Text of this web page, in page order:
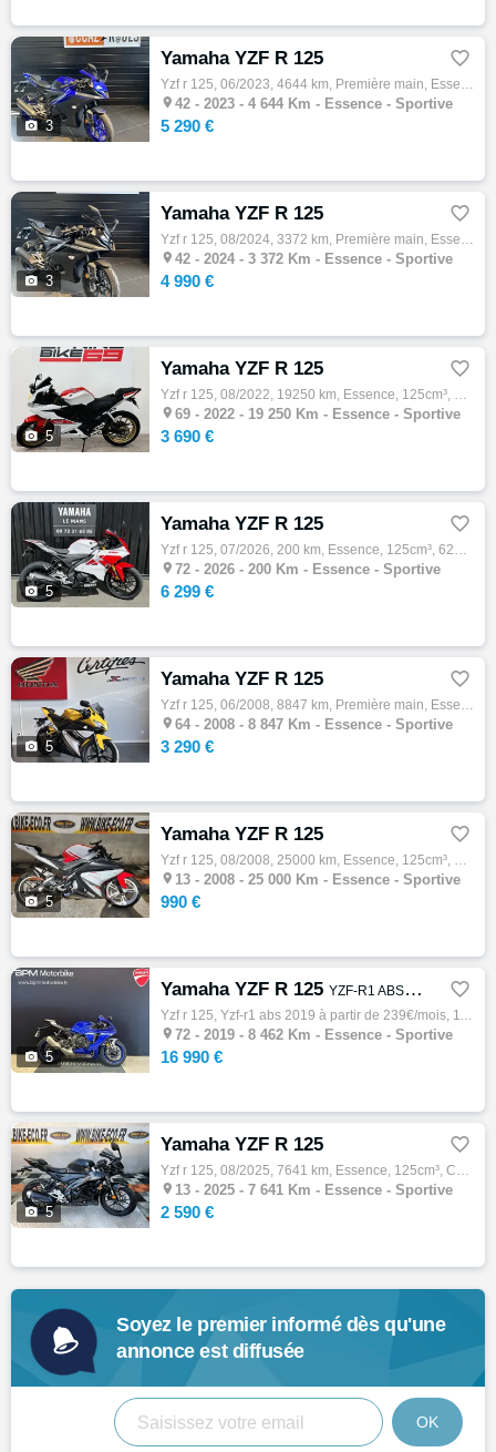
 3
Yamaha YZF R 125 
Yzf r 125, 06/2023, 4644 km, Première main, Essence, 125cm³, Couleur bleu, 5290 € Equipements : Prix hors carte grise et pack clé en main a…
 42 - 2023 - 4 644 Km - Essence - Sportive
5 290 €
 3
Yamaha YZF R 125 
Yzf r 125, 08/2024, 3372 km, Première main, Essence, 125cm³, Couleur noir, 4990 € Equipements : Prix hors carte grise et pack clé en main a…
 42 - 2024 - 3 372 Km - Essence - Sportive
4 990 €
 5
Yamaha YZF R 125 
Yzf r 125, 08/2022, 19250 km, Essence, 125cm³, Couleur blanc, 3690 € Equipements : ,Compatible Permis A2,Disponible à l'essai,Garantie 12 m…
 69 - 2022 - 19 250 Km - Essence - Sportive
3 690 €
 5
Yamaha YZF R 125 
Yzf r 125, 07/2026, 200 km, Essence, 125cm³, 6299 € Equipements : superbe serie speciale 70th anniversaire , moto d expo avec peu de kms , …
 72 - 2026 - 200 Km - Essence - Sportive
6 299 €
 5
Yamaha YZF R 125 
Yzf r 125, 06/2008, 8847 km, Première main, Essence, 125cm³, Couleur jaune, 3290 € Equipements : Votre Concessionnaire Honda 3C Motos vous …
 64 - 2008 - 8 847 Km - Essence - Sportive
3 290 €
 5
Yamaha YZF R 125 
Yzf r 125, 08/2008, 25000 km, Essence, 125cm³, Couleur blanc, 990 € Equipements : YAMAHA 125 YZF R Moto accidenté vendue uniquement à l'exp…
 13 - 2008 - 25 000 Km - Essence - Sportive
990 €
 5
Yamaha YZF R 125 YZF-R1 ABS 2019 a partir de 239€/mois 
Yzf r 125, Yzf-r1 abs 2019 à partir de 239€/mois, 11/2019, 200ch, 9cv, 8462 km, Essence, 998cm³, Couleur bleu, 16990 € Equipements : Yamaha…
 72 - 2019 - 8 462 Km - Essence - Sportive
16 990 €
 5
Yamaha YZF R 125 
Yzf r 125, 08/2025, 7641 km, Essence, 125cm³, Couleur noir, 2590 € Equipements : YAMAHA 125 YZF R Moto accidentée Léger choc avant Moteur O…
 13 - 2025 - 7 641 Km - Essence - Sportive
2 590 €
Soyez le premier informé dès qu'une
annonce est diffusée
OK